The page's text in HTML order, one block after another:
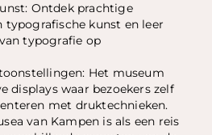
Ontdek prachtige
typografische kunst en leer
typografie op
Het museum
displays waar bezoekers zelf
met druktechnieken.
van Kampen is als een reis